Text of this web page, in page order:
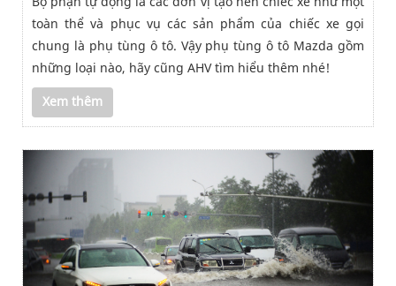
toàn thể và phục vụ các sản phẩm của chiếc xe gọi
chung là phụ tùng ô tô. Vậy phụ tùng ô tô Mazda gồm
những loại nào, hãy cũng AHV tìm hiểu thêm nhé!
Xem thêm